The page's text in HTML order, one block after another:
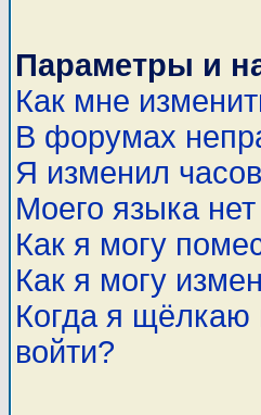
Параметры и
Как мне
В форумах
Я изменил
Моего языка
Как я могу
Как я могу
Когда я щёлкаю
войти?